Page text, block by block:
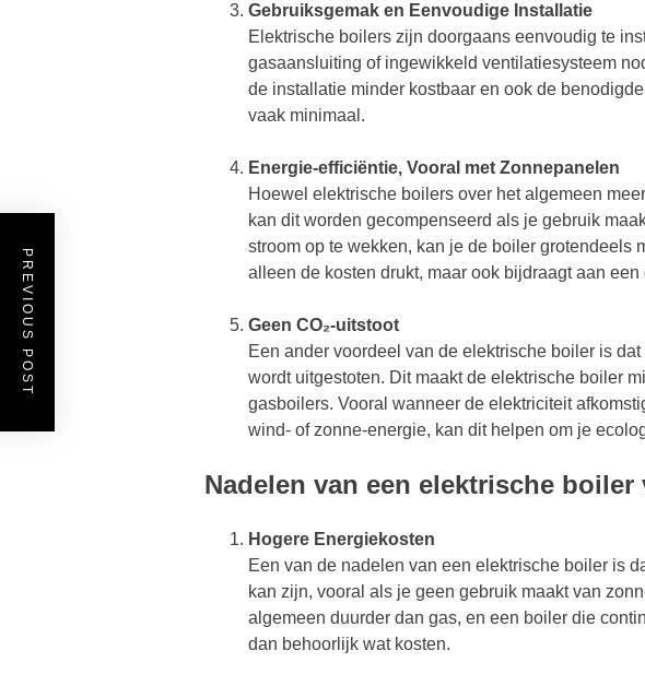
Gebruiksgemak en Eenvoudige Installatie
Elektrische boilers zijn doorgaans eenvoudig te
gasaansluiting of ingewikkeld ventilatiesysteem
de installatie minder kostbaar en ook de
vaak minimaal.
Energie-efficiëntie, Vooral met Zonnepanelen
Hoewel elektrische boilers over het algemeen
kan dit worden gecompenseerd als je gebruik
stroom op te wekken, kan je de boiler grotendeels
alleen de kosten drukt, maar ook bijdraagt aan
Geen CO₂-uitstoot
Een ander voordeel van de elektrische boiler is
wordt uitgestoten. Dit maakt de elektrische boiler
gasboilers. Vooral wanneer de elektriciteit
wind- of zonne-energie, kan dit helpen om je
Nadelen van een elektrische boiler
Hogere Energiekosten
Een van de nadelen van een elektrische boiler is
kan zijn, vooral als je geen gebruik maakt van
algemeen duurder dan gas, en een boiler die
dan behoorlijk wat kosten.
PREVIOUS POST